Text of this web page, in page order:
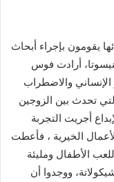
يقومون بإجراء أبحاث
أرادت فوس
والاضطراب
تحدث بين الزوجين
أجريت التجربة
الخيرية ، فأعطت
الأطفال ومليئة
ووجدوا أن